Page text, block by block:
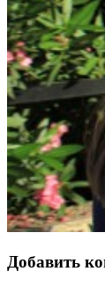
Добавить